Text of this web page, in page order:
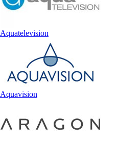
Aquatelevision
Aquavision